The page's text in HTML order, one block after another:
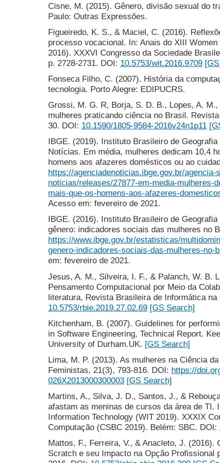
Cisne, M. (2015). Gênero, divisão sexual do
Paulo: Outras Expressões.
Figueiredo, K. S., & Maciel, C. (2016).
processo vocacional. In: Anais do XIII
2016). XXXVI Congresso da Sociedade
p. 2728-2731. DOI: 10.5753/wit.2016.9709
Fonseca Filho, C. (2007). História da
tecnologia. Porto Alegre: EDIPUCRS.
Grossi, M. G. R, Borja, S. D. B., Lopes, A.
mulheres praticando ciência no Brasil.
30. DOI: 10.1590/1805-9584-2016v24n1p11
IBGE. (2019). Instituto Brasileiro de
Notícias. Em média, mulheres dedicam 10,4
homens aos afazeres domésticos ou ao
https://agenciadenoticias.ibge.gov.br/
noticias/releases/27877-em-media-mulheres-
mais-que-os-homens-aos-afazeres-
Acesso em: fevereiro de 2021.
IBGE. (2016). Instituto Brasileiro de
gênero: indicadores sociais das mulheres no
https://www.ibge.gov.br/estatisticas/
genero-indicadores-sociais-das-mulheres-no-
em: fevereiro de 2021.
Jesus, A. M., Silveira, I. F., & Palanch, W. B.
Pensamento Computacional por Meio da
literatura, Revista Brasileira de Informática
10.5753/rbie.2019.27.02.69 [GS Search]
Kitchenham, B. (2007). Guidelines for
in Software Engineering, Technical Report.
University of Durham.UK. [GS Search]
Lima, M. P. (2013). As mulheres na Ciência
Feministas, 21(3), 793-816. DOI: https://
026X2013000300003 [GS Search]
Martins, A., Silva, J. D., Santos, J., &
afastam as meninas de cursos da área de TI.
Information Technology (WIT 2019). XXXIX
Computação (CSBC 2019). Belém: SBC. DOI:
Mattos, F., Ferreira, V., & Anacleto, J. (2016).
Scratch e seu Impacto na Opção Profissional